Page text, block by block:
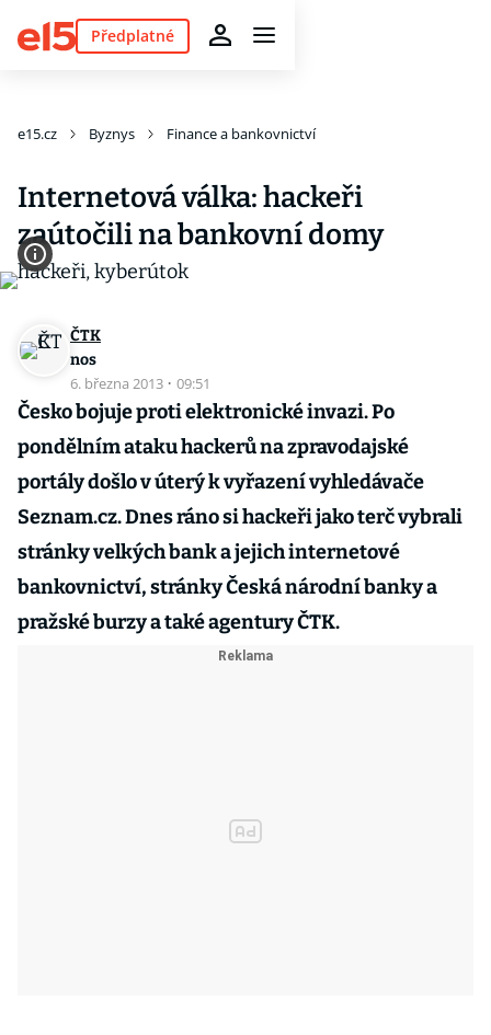
Předplatné
e15.cz Byznys Finance a bankovnictví
Internetová válka: hackeři
zaútočili na bankovní domy
ČTK
nos
6. března 2013 · 09:51
Česko bojuje proti elektronické invazi. Po
pondělním ataku hackerů na zpravodajské
portály došlo v úterý k vyřazení vyhledávače
Seznam.cz. Dnes ráno si hackeři jako terč vybrali
stránky velkých bank a jejich internetové
bankovnictví, stránky Česká národní banky a
pražské burzy a také agentury ČTK.